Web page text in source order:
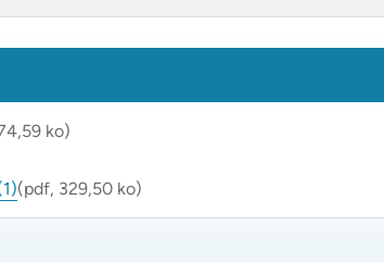
ko)
(pdf, 329,50 ko)